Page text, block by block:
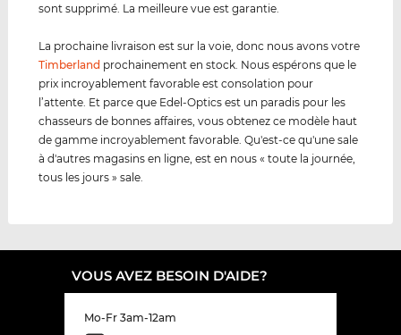
sont supprimé. La meilleure vue est garantie.
La prochaine livraison est sur la voie, donc nous avons votre
Timberland prochainement en stock. Nous espérons que le
prix incroyablement favorable est consolation pour
l’attente. Et parce que Edel-Optics est un paradis pour les
chasseurs de bonnes affaires, vous obtenez ce modèle haut
de gamme incroyablement favorable. Qu'est-ce qu'une sale
à d'autres magasins en ligne, est en nous « toute la journée,
tous les jours » sale.
VOUS AVEZ BESOIN D'AIDE?
Mo-Fr 3am-12am